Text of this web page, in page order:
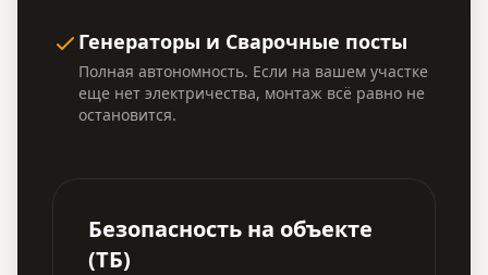
Генераторы и Сварочные посты
Полная автономность. Если на вашем участке
еще нет электричества, монтаж всё равно не
остановится.
Безопасность на объекте
(ТБ)